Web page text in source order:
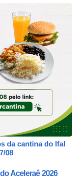
da cantina do Ifal
08
Aceleraê 2026